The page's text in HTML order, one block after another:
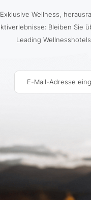
Exklusive Wellness,
Bleiben Sie
Leading
E-Mail-Adresse